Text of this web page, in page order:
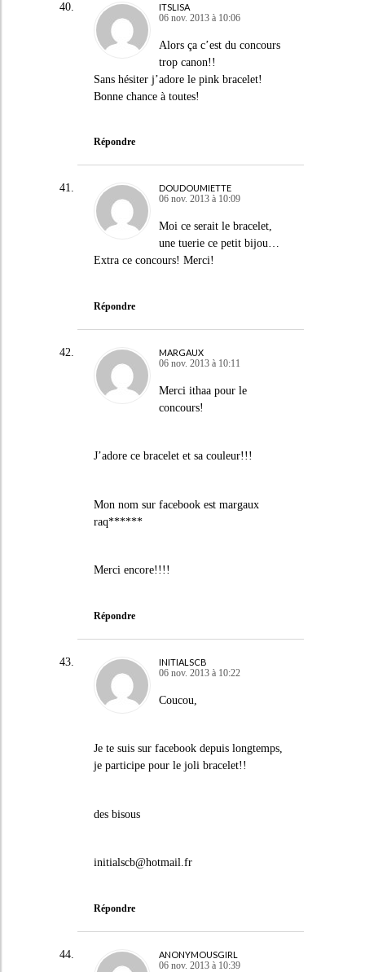
ITSLISA
06 nov. 2013 à 10:06
Alors ça c’est du concours
trop canon!!
Sans hésiter j’adore le pink bracelet!
Bonne chance à toutes!
Répondre
DOUDOUMIETTE
06 nov. 2013 à 10:09
Moi ce serait le bracelet,
une tuerie ce petit bijou…
Extra ce concours! Merci!
Répondre
MARGAUX
06 nov. 2013 à 10:11
Merci ithaa pour le
concours!
J’adore ce bracelet et sa couleur!!!
Mon nom sur facebook est margaux
raq******
Merci encore!!!!
Répondre
INITIALSCB
06 nov. 2013 à 10:22
Coucou,
Je te suis sur facebook depuis longtemps,
je participe pour le joli bracelet!!
des bisous
initialscb@hotmail.fr
Répondre
ANONYMOUSGIRL
06 nov. 2013 à 10:39